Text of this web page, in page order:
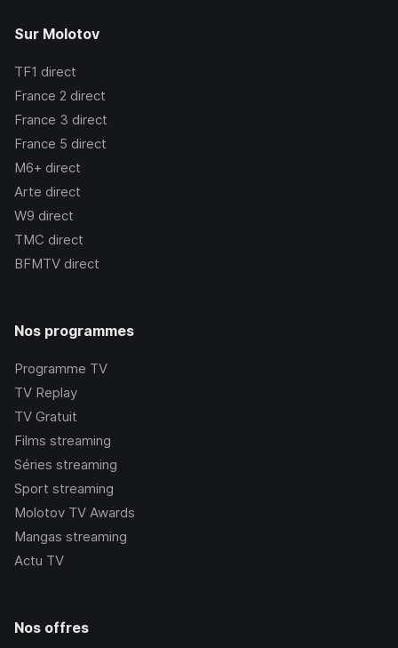
Sur Molotov
TF1 direct
France 2 direct
France 3 direct
France 5 direct
M6+ direct
Arte direct
W9 direct
TMC direct
BFMTV direct
Nos programmes
Programme TV
TV Replay
TV Gratuit
Films streaming
Séries streaming
Sport streaming
Molotov TV Awards
Mangas streaming
Actu TV
Nos offres